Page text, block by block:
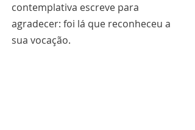
contemplativa escreve para
agradecer: foi lá que reconheceu a
sua vocação.